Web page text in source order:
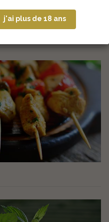
j'ai plus de 18 ans